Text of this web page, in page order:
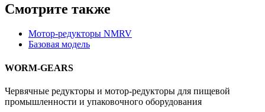
Смотрите также
Мотор-редукторы NMRV
Базовая модель
WORM-GEARS
Червячные редукторы и мотор-редукторы для пищевой
промышленности и упаковочного оборудования